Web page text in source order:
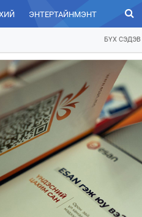
ЭНТЕРТАЙНМЭНТ ЗУРХАЙ
БҮХ СЭДЭВ